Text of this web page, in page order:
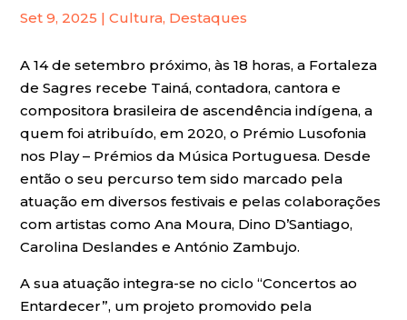
Set 9, 2025 |Cultura, Destaques
A 14 de setembro próximo, às 18 horas, a Fortaleza
de Sagres recebe Tainá, contadora, cantora e
compositora brasileira de ascendência indígena, a
quem foi atribuído, em 2020, o Prémio Lusofonia
nos Play – Prémios da Música Portuguesa. Desde
então o seu percurso tem sido marcado pela
atuação em diversos festivais e pelas colaborações
com artistas como Ana Moura, Dino D’Santiago,
Carolina Deslandes e António Zambujo.
A sua atuação integra-se no ciclo “Concertos ao
Entardecer”, um projeto promovido pela